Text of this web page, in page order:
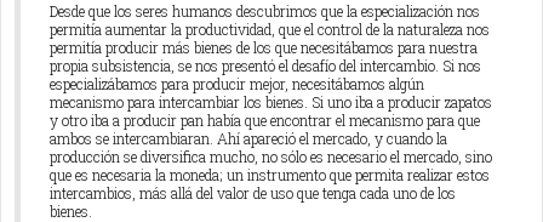
Desde que los seres humanos descubrimos que la especialización nos
permitía aumentar la productividad, que el control de la naturaleza nos
permitía producir más bienes de los que necesitábamos para nuestra
propia subsistencia, se nos presentó el desafío del intercambio. Si nos
especializábamos para producir mejor, necesitábamos algún
mecanismo para intercambiar los bienes. Si uno iba a producir zapatos
y otro iba a producir pan había que encontrar el mecanismo para que
ambos se intercambiaran. Ahí apareció el mercado, y cuando la
producción se diversifica mucho, no sólo es necesario el mercado, sino
que es necesaria la moneda; un instrumento que permita realizar estos
intercambios, más allá del valor de uso que tenga cada uno de los
bienes.